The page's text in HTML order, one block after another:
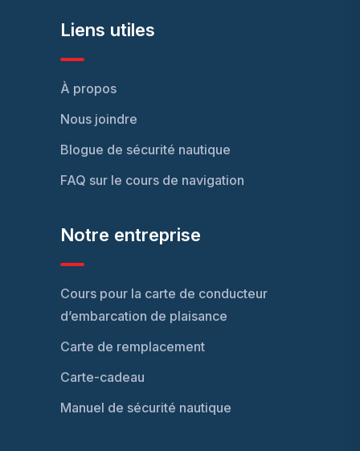
Liens utiles
À propos
Nous joindre
Blogue de sécurité nautique
FAQ sur le cours de navigation
Notre entreprise
Cours pour la carte de conducteur
d’embarcation de plaisance
Carte de remplacement
Carte-cadeau
Manuel de sécurité nautique